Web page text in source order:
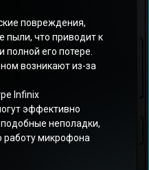
повреждения,
пыли, что приводит к
полной его потере.
возникают из-за
Infinix
эффективно
подобные неполадки,
работу микрофона